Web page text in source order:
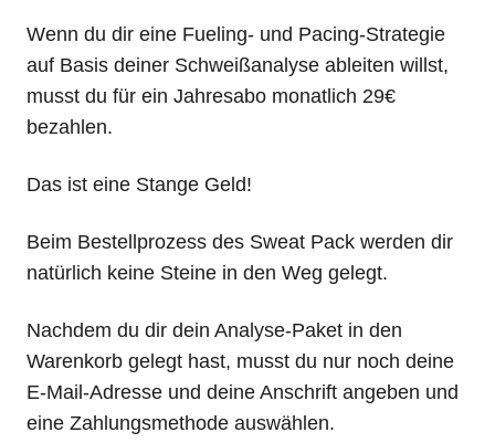
Wenn du dir eine Fueling- und Pacing-Strategie
auf Basis deiner Schweißanalyse ableiten willst,
musst du für ein Jahresabo monatlich 29€
bezahlen.
Das ist eine Stange Geld!
Beim Bestellprozess des Sweat Pack werden dir
natürlich keine Steine in den Weg gelegt.
Nachdem du dir dein Analyse-Paket in den
Warenkorb gelegt hast, musst du nur noch deine
E-Mail-Adresse und deine Anschrift angeben und
eine Zahlungsmethode auswählen.